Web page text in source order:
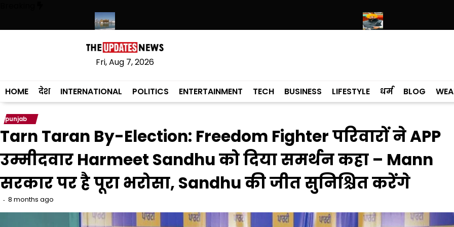
content
श्री गुरु हरिकृष्ण साहिब जी के प्रकाश पर्व पर श्री हरिमंदिर साहिब में उमड़ा श्रद्धालुओं का सैलाब
Fri, Aug 7, 2026
HOME देश INTERNATIONAL POLITICS ENTERTAINMENT TECH BUSINESS LIFESTYLE धर्म BLOG
punjab
Tarn Taran By-Election: Freedom Fighter परिवारों ने APP
उम्मीदवार Harmeet Sandhu को दिया समर्थन कहा – Mann
सरकार पर है पूरा भरोसा, Sandhu की जीत सुनिश्चित करेंगे
8 months ago